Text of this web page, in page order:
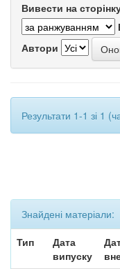
Вивести на
Автори
Результати 1-1 зі 1
Знайдені матеріали:
Тип
Дата
випуску